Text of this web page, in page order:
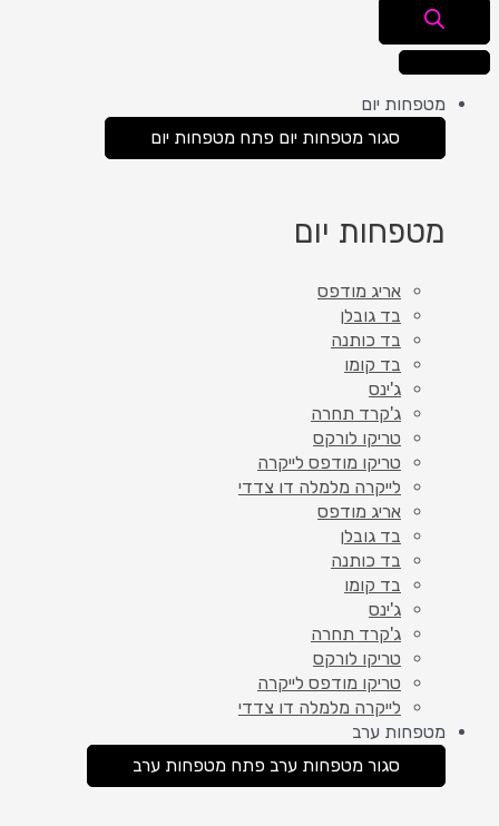
מטפחות יום
סגור מטפחות יום פתח מטפחות יום
מטפחות יום
אריג מודפס
בד גובלן
בד כותנה
בד קומו
ג'ינס
ג'קרד תחרה
טריקו לורקס
טריקו מודפס לייקרה
לייקרה מלמלה דו צדדי
אריג מודפס
בד גובלן
בד כותנה
בד קומו
ג'ינס
ג'קרד תחרה
טריקו לורקס
טריקו מודפס לייקרה
לייקרה מלמלה דו צדדי
מטפחות ערב
סגור מטפחות ערב פתח מטפחות ערב